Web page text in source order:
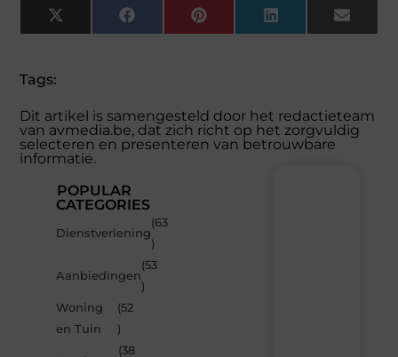
X
(Twitter)
FacebookPinterestLinkedIn Email
Tags:
Dit artikel is samengesteld door het redactieteam
van avmedia.be, dat zich richt op het zorgvuldig
selecteren en presenteren van betrouwbare
informatie.
POPULAR
CATEGORIES
Dienstverlening
(63
)
Aanbiedingen
(53
)
Woning
en Tuin
(52
)
(38